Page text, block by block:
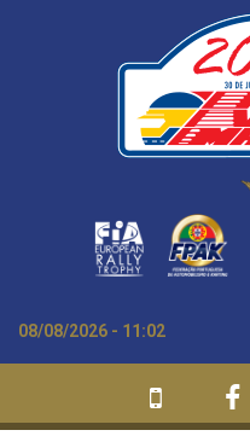
Passar para o conteúdo principal
08/08/2026 - 11:02